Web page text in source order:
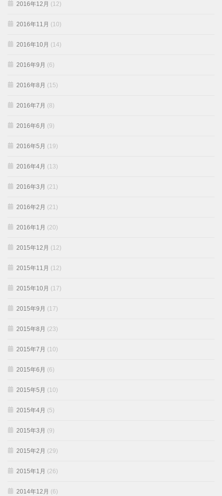
2016年12月 (12)
2016年11月 (10)
2016年10月 (14)
2016年9月 (6)
2016年8月 (15)
2016年7月 (8)
2016年6月 (9)
2016年5月 (19)
2016年4月 (13)
2016年3月 (21)
2016年2月 (21)
2016年1月 (20)
2015年12月 (12)
2015年11月 (12)
2015年10月 (17)
2015年9月 (17)
2015年8月 (23)
2015年7月 (10)
2015年6月 (6)
2015年5月 (10)
2015年4月 (5)
2015年3月 (9)
2015年2月 (29)
2015年1月 (26)
2014年12月 (6)